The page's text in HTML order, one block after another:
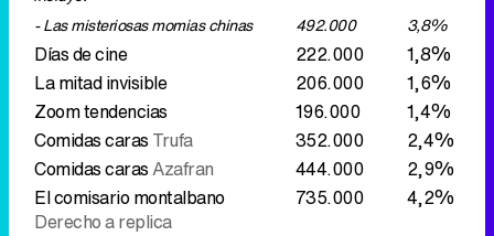
- Las misteriosas momias chinas
492.000 3,8%
Días de cine 222.000
1,8%
La mitad invisible
206.000
1,6%
Zoom tendencias
196.000
1,4%
Comidas caras Trufa 352.000
2,4%
Comidas carasAzafran 444.000
2,9%
El comisario montalbano
Derecho a replica
735.000 4,2%